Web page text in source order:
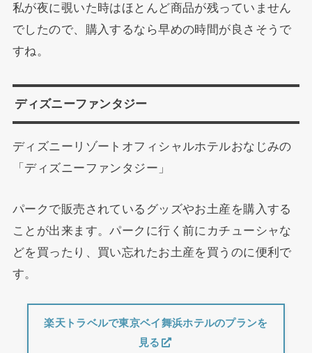
私が夜に覗いた時はほとんど商品が残っていません
でしたので、購入するなら早めの時間が良さそうで
すね。
ディズニーファンタジー
ディズニーリゾートオフィシャルホテルおなじみの
「ディズニーファンタジー」
パークで販売されているグッズやお土産を購入する
ことが出来ます。パークに行く前にカチューシャな
どを買ったり、買い忘れたお土産を買うのに便利で
す。
楽天トラベルで東京ベイ舞浜ホテルのプランを
見る